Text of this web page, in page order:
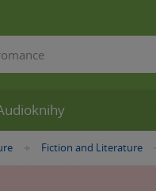
»Fiction and Literature